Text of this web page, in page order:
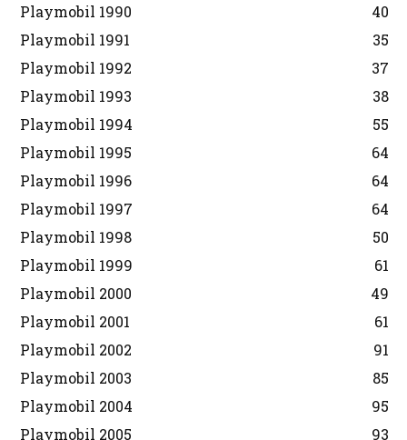
Playmobil 1990
40
Playmobil 1991
35
Playmobil 1992
37
Playmobil 1993
38
Playmobil 1994
55
Playmobil 1995
64
Playmobil 1996
64
Playmobil 1997
64
Playmobil 1998
50
Playmobil 1999
61
Playmobil 2000
49
Playmobil 2001
61
Playmobil 2002
91
Playmobil 2003
85
Playmobil 2004
95
Playmobil 2005
93